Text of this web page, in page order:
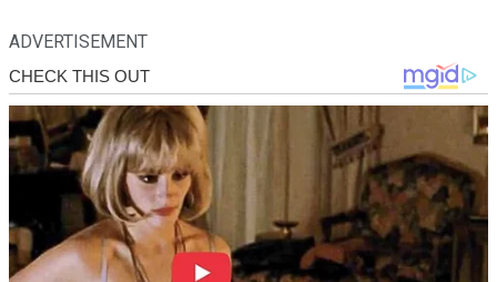
ADVERTISEMENT